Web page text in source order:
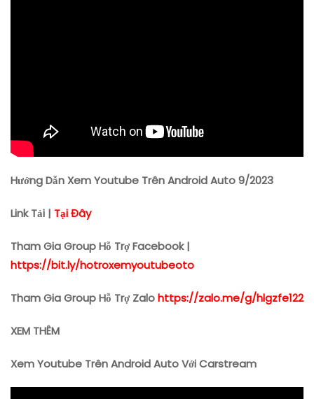
Hướng Dẫn Xem Youtube Trên Android Auto 9/2023
Link Tải | Tại Đây
Tham Gia Group Hỗ Trợ Facebook |
https://bit.ly/hotroxemyoutubeoto
Tham Gia Group Hỗ Trợ Zalohttps://zalo.me/g/hlgzfe122
XEM THÊM
Xem Youtube Trên Android Auto Với Carstream